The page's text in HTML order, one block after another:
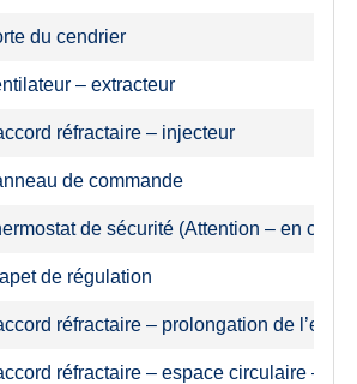
du cendrier
– extracteur
réfractaire – injecteur
de commande
de sécurité (Attention – en cas
de régulation
réfractaire – prolongation de
réfractaire – espace circulaire –